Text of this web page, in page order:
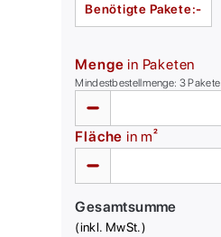
Benötigte Pakete:-
Menge in Paketen
Mindestbestellmenge: 3Pakete
Fläche in m²
Gesamtsumme
(inkl. MwSt.)